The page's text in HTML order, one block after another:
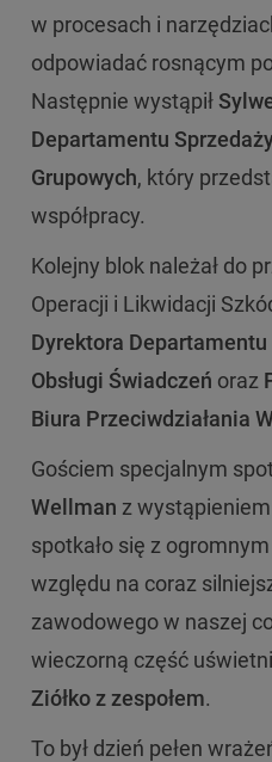
w procesach i
odpowiadać rosnącym
Następnie wystąpił
Departamentu
Grupowych, który
współpracy.
Kolejny blok należał do
Operacji i Likwidacji
Dyrektora
Obsługi Świadczeń oraz
Biura Przeciwdziałania
Gościem specjalnym
Wellman z wystąpieniem
spotkało się z
względu na coraz
zawodowego w naszej
wieczorną część
Ziółko z zespołem.
To był dzień pełen